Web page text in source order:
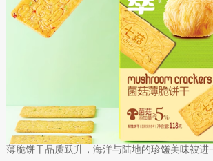
薄脆饼干品质跃升，海洋与陆地的珍馐美味被进